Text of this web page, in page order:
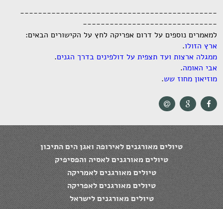
--------------------------------------------
------------------------------
למאמרים נוספים על דרום אפריקה לחץ על הקישורים הבאים:
ארץ הזולו.
ממגלה ארצות ועד תצפית על דולפינים בדרך הגנים.
אבי האומה.
מוזיאון מחוז שש.
טיולים מאורגנים לאירופה ואגן הים התיכון
טיולים מאורגנים לאסיה והפסיפיק
טיולים מאורגנים לאמריקה
טיולים מאורגנים לאפריקה
טיולים מאורגנים לישראל